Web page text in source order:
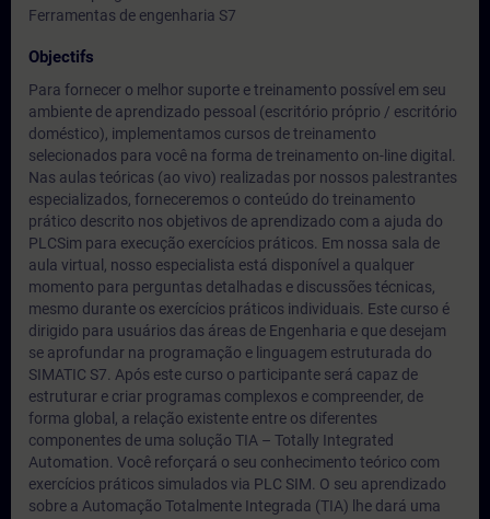
Ferramentas de engenharia S7
Objectifs
Para fornecer o melhor suporte e treinamento possível em seu
ambiente de aprendizado pessoal (escritório próprio / escritório
doméstico), implementamos cursos de treinamento
selecionados para você na forma de treinamento on-line digital.
Nas aulas teóricas (ao vivo) realizadas por nossos palestrantes
especializados, forneceremos o conteúdo do treinamento
prático descrito nos objetivos de aprendizado com a ajuda do
PLCSim para execução exercícios práticos. Em nossa sala de
aula virtual, nosso especialista está disponível a qualquer
momento para perguntas detalhadas e discussões técnicas,
mesmo durante os exercícios práticos individuais. Este curso é
dirigido para usuários das áreas de Engenharia e que desejam
se aprofundar na programação e linguagem estruturada do
SIMATIC S7. Após este curso o participante será capaz de
estruturar e criar programas complexos e compreender, de
forma global, a relação existente entre os diferentes
componentes de uma solução TIA – Totally Integrated
Automation. Você reforçará o seu conhecimento teórico com
exercícios práticos simulados via PLC SIM. O seu aprendizado
sobre a Automação Totalmente Integrada (TIA) lhe dará uma